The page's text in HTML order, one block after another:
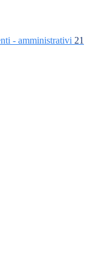
- amministrativi 21